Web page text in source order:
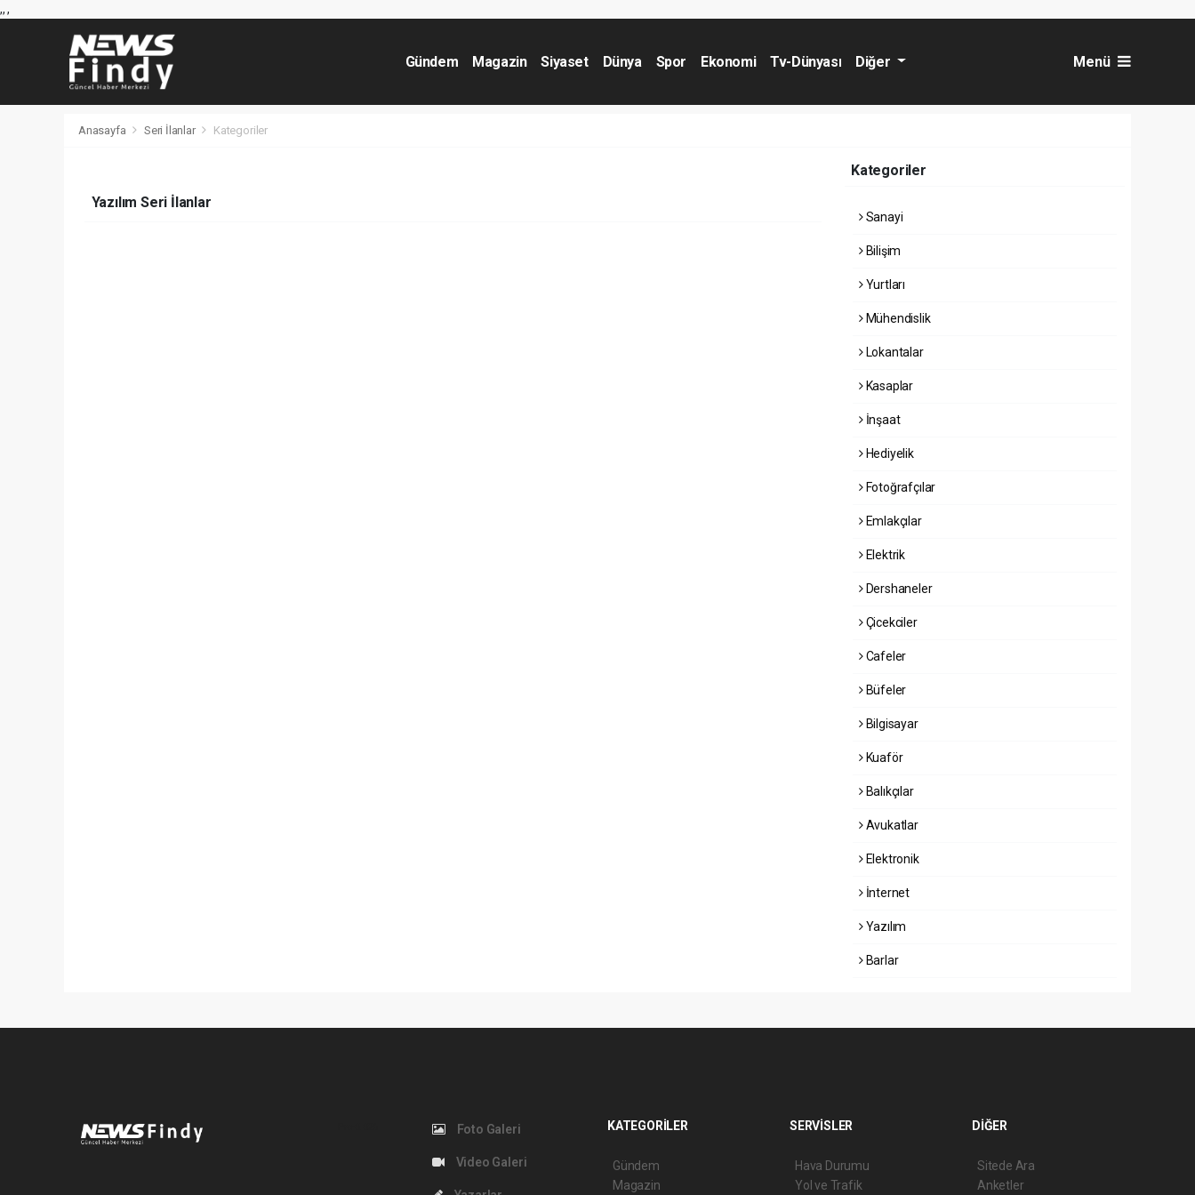
,,,
Gündem Magazin Siyaset Dünya Spor Ekonomi Tv-Dünyası Diğer Menü
Anasayfa Seri İlanlar Kategoriler
Yazılım Seri İlanlar
Kategoriler
Sanayi
Bilişim
Yurtları
Mühendislik
Lokantalar
Kasaplar
İnşaat
Hediyelik
Fotoğrafçılar
Emlakçılar
Elektrik
Dershaneler
Çicekciler
Cafeler
Büfeler
Bilgisayar
Kuaför
Balıkçılar
Avukatlar
Elektronik
İnternet
Yazılım
Barlar
Foto Galeri
Video Galeri
KATEGORİLER
Gündem
Magazin
SERVİSLER
Hava Durumu
Yol ve Trafik
DİĞER
Sitede Ara
Anketler